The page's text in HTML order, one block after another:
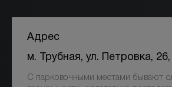
Отзывы
Лицензии
Адрес
м. Трубная, ул. Петровка,
С парковочными местами бывают